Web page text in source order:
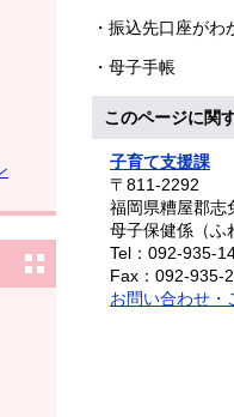
・振込先口座がわ
・母子手帳
このページに関
子育て支援課
〒811-2292
福岡県糟屋郡志
母子保健係（ふ
Tel：092-935-
Fax：092-935-
お問い合わせ・